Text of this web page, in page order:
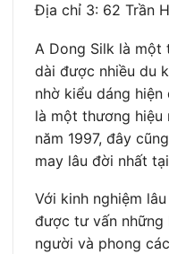
Địa chỉ 3: 62 Trần
A Dong Silk là một
dài được nhiều du
nhờ kiểu dáng
là một thương hiệu
năm 1997, đây
may lâu đời nhất
Với kinh nghiệm
được tư vấn những
người và phong